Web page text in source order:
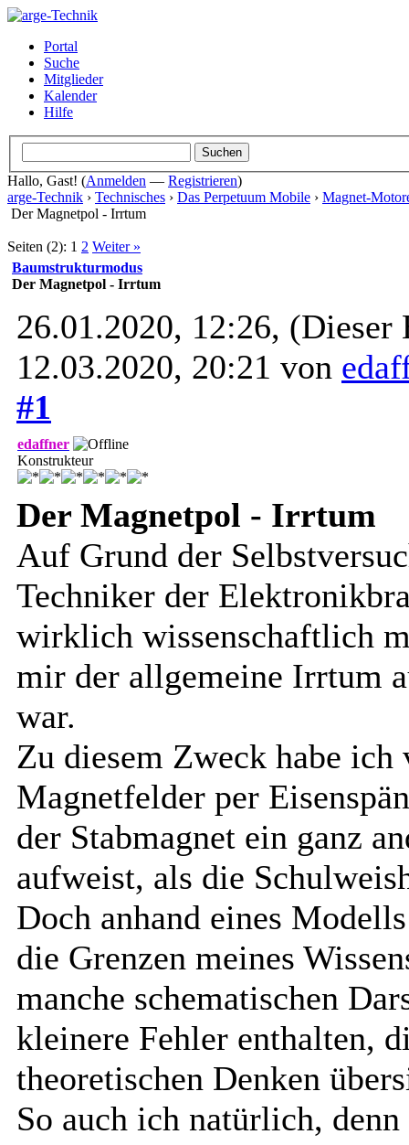
Portal
Suche
Mitglieder
Kalender
Hilfe
Hallo, Gast! (Anmelden — Registrieren)
arge-Technik › Technisches › Das Perpetuum Mobile › Magnet-
Der Magnetpol - Irrtum
Seiten (2): 1 2 Weiter »
Baumstrukturmodus
Der Magnetpol - Irrtum
26.01.2020, 12:26, (Dieser
12.03.2020, 20:21 von
#1
edaffner
Konstrukteur
Der Magnetpol - Irrtum
Auf Grund der
Techniker der
wirklich wissenschaftlich
mir der allgemeine Irrtum
war.
Zu diesem Zweck habe ich
Magnetfelder per
der Stabmagnet ein ganz
aufweist, als die
Doch anhand eines
die Grenzen meines
manche schematischen
kleinere Fehler enthalten,
theoretischen Denken
So auch ich natürlich,